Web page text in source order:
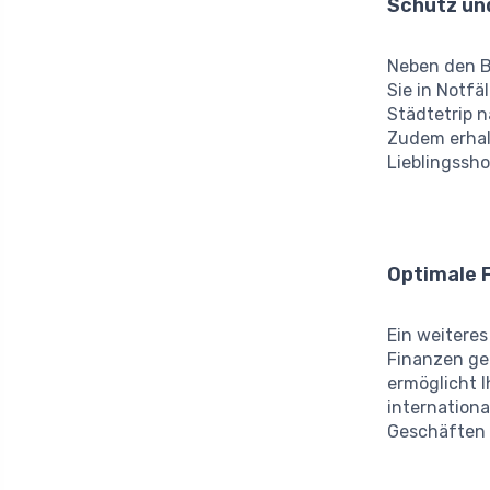
Schutz
Neben den
Sie in
Städtetrip
Zudem
Optimale
Ein
Finanzen
ermöglicht